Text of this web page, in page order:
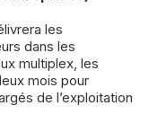
les
dans les
multiplex, les
mois pour
de l’exploitation